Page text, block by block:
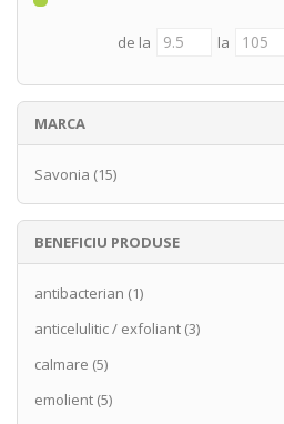
de la la
MARCA
Savonia (15)
BENEFICIU PRODUSE
antibacterian (1)
anticelulitic / exfoliant (3)
calmare (5)
emolient (5)